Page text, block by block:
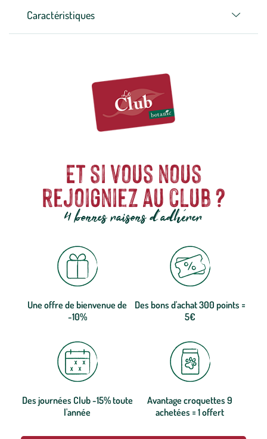
Caractéristiques
Et si vous nous
rejoigniez au club ?
4 bonnes raisons d'adhérer
Une offre de bienvenue de
-10%
Des bons d'achat 300 points =
5€
Des journées Club -15% toute
l'année
Avantage croquettes 9
achetées = 1 offert